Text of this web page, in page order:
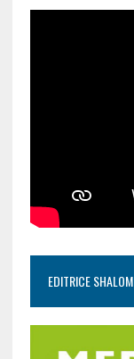
EDITRICE SHALOM